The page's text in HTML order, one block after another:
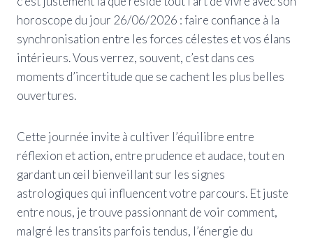
horoscope du jour 26/06/2026 : faire confiance à la
synchronisation entre les forces célestes et vos élans
intérieurs. Vous verrez, souvent, c’est dans ces
moments d’incertitude que se cachent les plus belles
ouvertures.
Cette journée invite à cultiver l’équilibre entre
réflexion et action, entre prudence et audace, tout en
gardant un œil bienveillant sur les signes
astrologiques qui influencent votre parcours. Et juste
entre nous, je trouve passionnant de voir comment,
malgré les transits parfois tendus, l’énergie du